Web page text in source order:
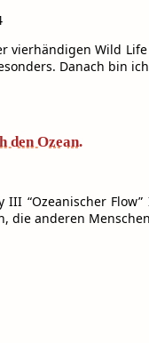
vierhändigen Wild
Danach bin
den Ozean.
III “Ozeanischer
die anderen